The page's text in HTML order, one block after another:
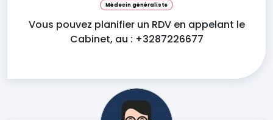
Médecin généraliste
Vous pouvez planifier un RDV en appelant le
Cabinet, au : +3287226677